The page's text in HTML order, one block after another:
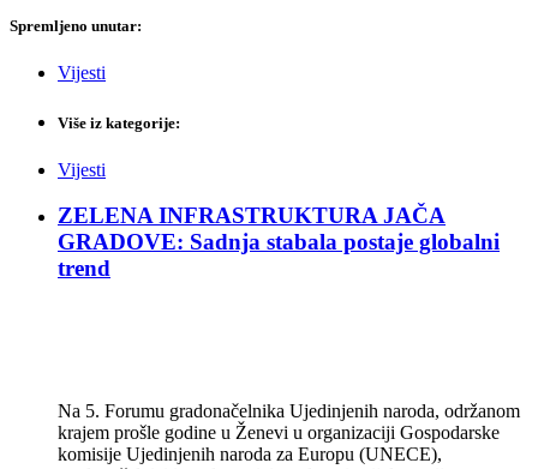
Spremljeno unutar:
Vijesti
Više iz kategorije:
Vijesti
ZELENA INFRASTRUKTURA JAČA
GRADOVE: Sadnja stabala postaje globalni
trend
Na 5. Forumu gradonačelnika Ujedinjenih naroda, održanom
krajem prošle godine u Ženevi u organizaciji Gospodarske
komisije Ujedinjenih naroda za Europu (UNECE),